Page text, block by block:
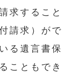
求すること
請求）がで
る遺言書保
こともでき